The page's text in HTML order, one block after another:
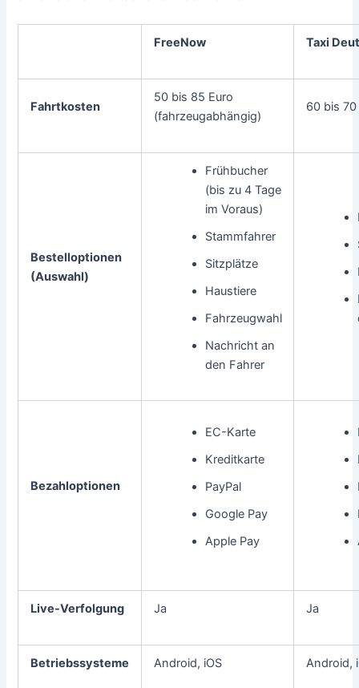
FreeNow Taxi
Fahrtkosten
50 bis 85 Euro
(fahrzeugabhängig)
60 bis 70
Bestelloptionen
(Auswahl)
Frühbucher
(bis zu 4 Tage
im Voraus)
Stammfahrer
Sitzplätze
Haustiere
Fahrzeugwahl
Nachricht an
den Fahrer
Bezahloptionen
EC-Karte
Kreditkarte
PayPal
Google Pay
Apple Pay
Live-Verfolgung Ja Ja
Betriebssysteme Android, iOS Android,